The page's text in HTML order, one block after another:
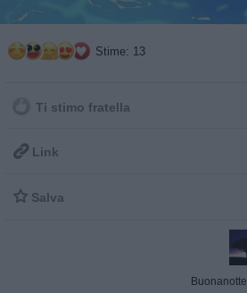
Stime: 13
Ti stimo fratella
 Link
 Salva
Buonanotte